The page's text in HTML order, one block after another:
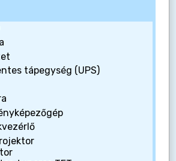
tápegység (UPS)